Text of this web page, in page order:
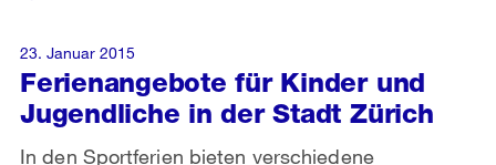
Ferienangebote für Kinder und
Jugendliche in der Stadt Zürich
In den Sportferien bieten verschiedene
23. Januar 2015